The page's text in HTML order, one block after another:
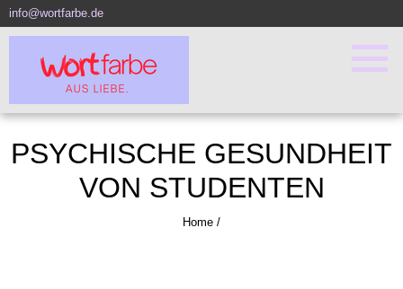
info@wortfarbe.de
PSYCHISCHE GESUNDHEIT
VON STUDENTEN
Home /